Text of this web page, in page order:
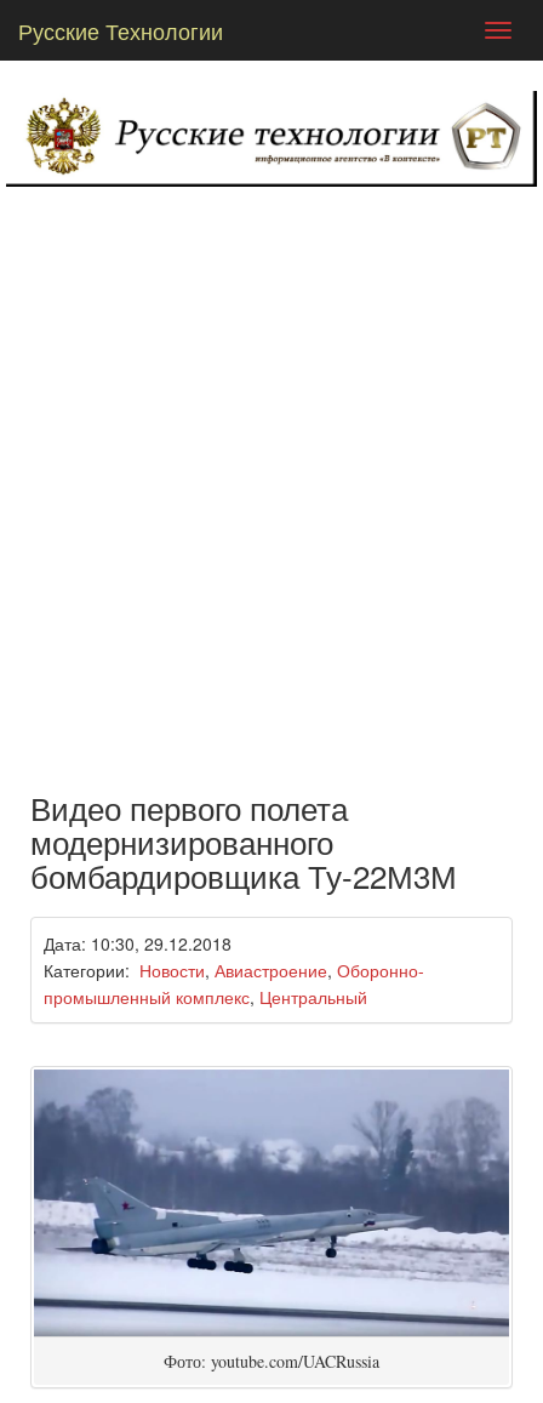
Русские Технологии
Видео первого полета
модернизированного
бомбардировщика Ту-22М3М
Дата: 10:30, 29.12.2018
Категории: Новости, Авиастроение, Оборонно-
промышленный комплекс, Центральный
Фото: youtube.com/UACRussia